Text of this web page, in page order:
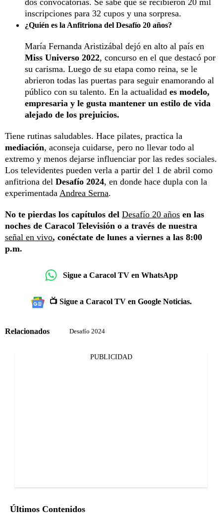
dos convocatorias. Se sabe que se recibieron 20 mil
inscripciones para 32 cupos y una sorpresa.
¿Quién es la Anfitriona del Desafío 20 años?
María Fernanda Aristizábal dejó en alto al país en
Miss Universo 2022, concurso en el que destacó por
su carisma. Luego de su etapa como reina, se le
abrieron todas las puertas para seguir enamorando al
público con su talento. En la actualidad es modelo,
empresaria y le gusta mantener un estilo de vida
alejado de los prejuicios.
Tiene rutinas saludables. Hace pilates, practica la
mediación, aconseja cuidarse, pero no llevar todo al
extremo y menos dejarse influenciar por las redes sociales.
Los televidentes pueden verla a partir del 1 de abril como
anfitriona del Desafío 2024, en donde hace dupla con la
experimentada Andrea Serna.
No te pierdas los capítulos del Desafío 20 años en las
noches de Caracol Televisión o a través de nuestra
señal en vivo, conéctate de lunes a viernes a las 8:00
p.m.
Sigue a Caracol TV en WhatsApp
📺 Sigue a Caracol TV en Google Noticias.
Relacionados Desafío 2024
PUBLICIDAD
Últimos Contenidos